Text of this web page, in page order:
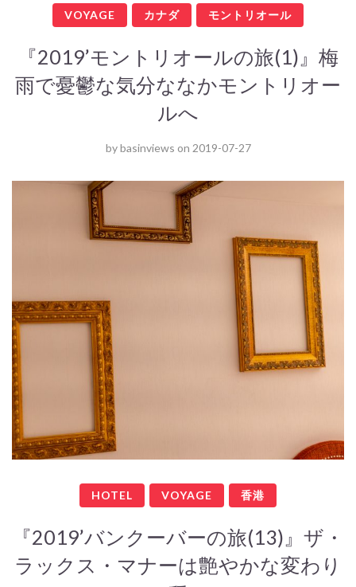
VOYAGE カナダ モントリオール
『2019’モントリオールの旅(1)』梅
雨で憂鬱な気分ななかモントリオー
ルへ
bybasinviews on 2019-07-27
HOTEL VOYAGE 香港
『2019’バンクーバーの旅(13)』ザ・
ラックス・マナーは艶やかな変わり